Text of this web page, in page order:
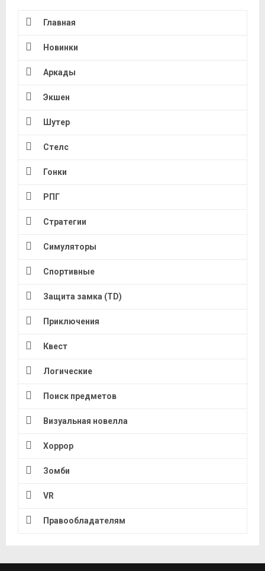
Главная
Новинки
Аркады
Экшен
Шутер
Стелс
Гонки
РПГ
Стратегии
Симуляторы
Спортивные
Защита замка (TD)
Приключения
Квест
Логические
Поиск предметов
Визуальная новелла
Хоррор
Зомби
VR
Правообладателям